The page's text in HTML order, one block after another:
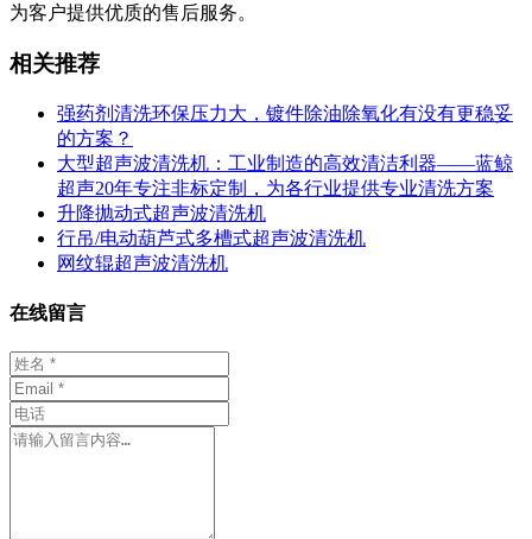
为客户提供优质的售后服务。
相关推荐
强药剂清洗环保压力大，镀件除油除氧化有没有更稳妥
的方案？
大型超声波清洗机：工业制造的高效清洁利器——蓝鲸
超声20年专注非标定制，为各行业提供专业清洗方案
升降抛动式超声波清洗机
行吊/电动葫芦式多槽式超声波清洗机
网纹辊超声波清洗机
在线留言